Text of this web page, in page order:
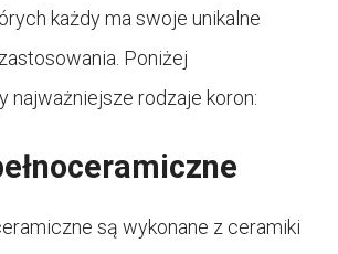
każdy ma swoje unikalne
Poniżej
najważniejsze rodzaje koron:
są wykonane z ceramiki